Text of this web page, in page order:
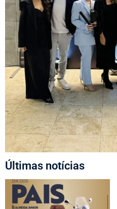
Últimas notícias